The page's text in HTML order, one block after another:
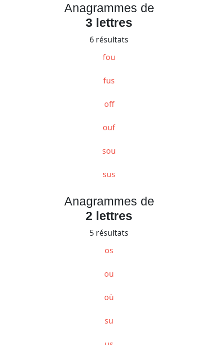
Anagrammes de
3 lettres
6 résultats
fou
fus
off
ouf
sou
sus
Anagrammes de
2 lettres
5 résultats
os
ou
où
su